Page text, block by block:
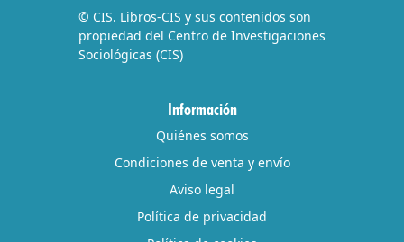
© CIS. Libros-CIS y sus contenidos son
propiedad del Centro de Investigaciones
Sociológicas (CIS)
Información
Quiénes somos
Condiciones de venta y envío
Aviso legal
Política de privacidad